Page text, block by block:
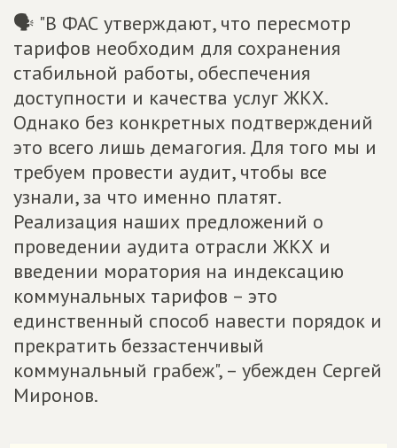
🗣 "В ФАС утверждают, что пересмотр
тарифов необходим для сохранения
стабильной работы, обеспечения
доступности и качества услуг ЖКХ.
Однако без конкретных подтверждений
это всего лишь демагогия. Для того мы и
требуем провести аудит, чтобы все
узнали, за что именно платят.
Реализация наших предложений о
проведении аудита отрасли ЖКХ и
введении моратория на индексацию
коммунальных тарифов – это
единственный способ навести порядок и
прекратить беззастенчивый
коммунальный грабеж", – убежден Сергей
Миронов.